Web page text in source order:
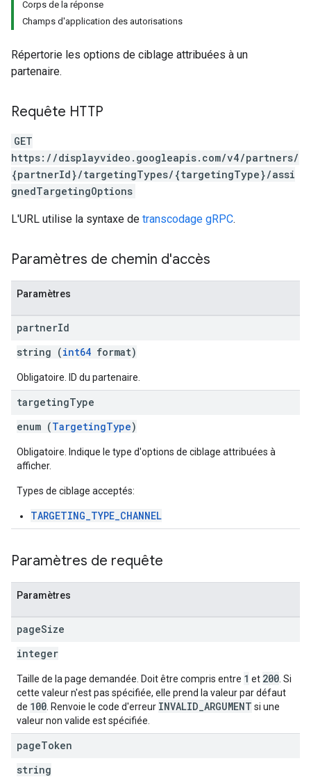
Corps de la réponse
Champs d'application des autorisations
Répertorie les options de ciblage attribuées à un
partenaire.
Requête HTTP
GET
https://displayvideo.googleapis.com/v4/partners/
{partnerId}/targetingTypes/{targetingType}/assi
gnedTargetingOptions
L'URL utilise la syntaxe de transcodage gRPC.
Paramètres de chemin d'accès
Paramètres
partnerId
string (int64 format)
Obligatoire. ID du partenaire.
targetingType
enum (TargetingType)
Obligatoire. Indique le type d'options de ciblage attribuées à
afficher.
Types de ciblage acceptés:
TARGETING_TYPE_CHANNEL
Paramètres de requête
Paramètres
pageSize
integer
Taille de la page demandée. Doit être compris entre 1 et 200 . Si
cette valeur n'est pas spécifiée, elle prend la valeur par défaut
de 100 . Renvoie le code d'erreur INVALID_ARGUMENT si une
valeur non valide est spécifiée.
pageToken
string